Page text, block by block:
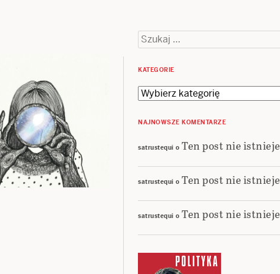
Szukaj:
KATEGORIE
Kategorie
NAJNOWSZE KOMENTARZE
satrustequi o Ten post nie istnieje
satrustequi o Ten post nie istnieje
satrustequi o Ten post nie istnieje